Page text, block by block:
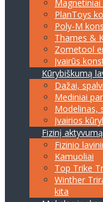
PlanToys
Poly-M
Thames &
Zometool
Įvairūs
Kūrybiškumą
Dažai,
Mediniai
Modelinas,
Įvairios
Fizinį
Fizinio
Kamuoliai
Top Trike
Winther
kita